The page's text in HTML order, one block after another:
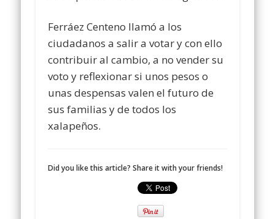
Ferráez Centeno llamó a los
ciudadanos a salir a votar y con ello
contribuir al cambio, a no vender su
voto y reflexionar si unos pesos o
unas despensas valen el futuro de
sus familias y de todos los
xalapeños.
Did you like this article? Share it with your friends!